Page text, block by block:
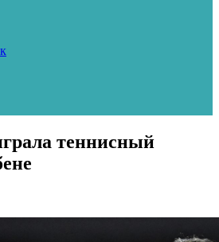
теннисный